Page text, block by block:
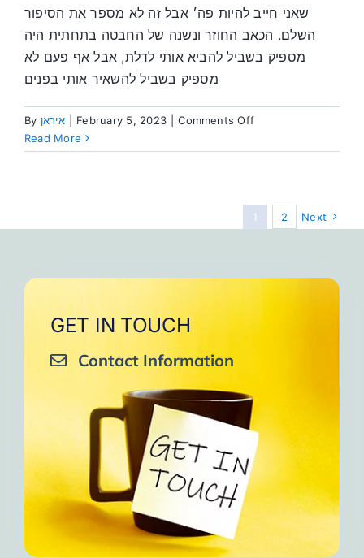
שאני חייב להיות פה׳ אבל זה לא מספר את הסיפור
השלם. הכאב החוזר ונשנה של החבטה בתחתית היה
מספיק בשביל להביא אותי לדלת, אבל אף פעם לא
מספיק בשביל להשאיר אותי בפנים
By איראן February 5, 2023 Comments Offon
מנהל
והירידות
בחיי
Read More
1 2 Next
GET IN TOUCH
Contact Information